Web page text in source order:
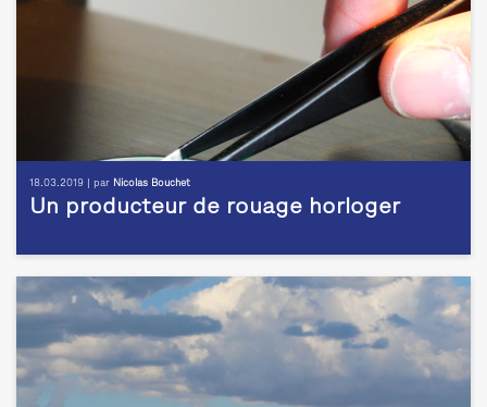
18.03.2019 | par Nicolas Bouchet
Un producteur de rouage horloger